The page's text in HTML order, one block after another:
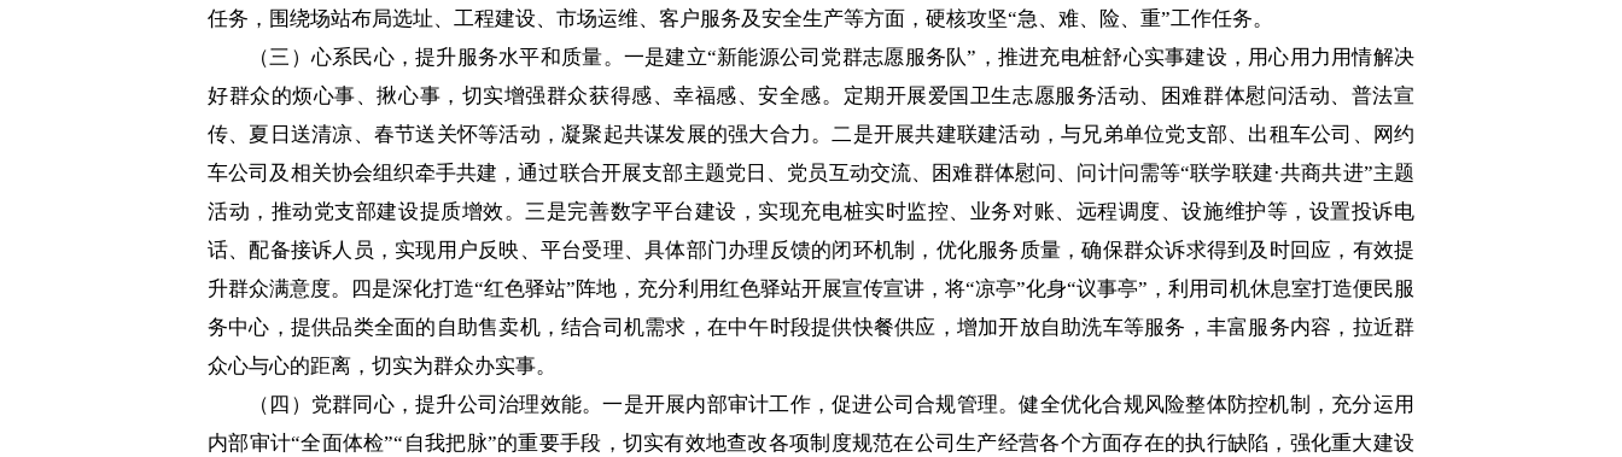
任务，围绕场站布局选址、工程建设、市场运维、客户服务及安全生产等方面，硬核攻坚“急、难、险、重”工作任务。
（三）心系民心，提升服务水平和质量。一是建立“新能源公司党群志愿服务队”，推进充电桩舒心实事建设，用心用力用情解决
好群众的烦心事、揪心事，切实增强群众获得感、幸福感、安全感。定期开展爱国卫生志愿服务活动、困难群体慰问活动、普法宣
传、夏日送清凉、春节送关怀等活动，凝聚起共谋发展的强大合力。二是开展共建联建活动，与兄弟单位党支部、出租车公司、网约
车公司及相关协会组织牵手共建，通过联合开展支部主题党日、党员互动交流、困难群体慰问、问计问需等“联学联建·共商共进”主题
活动，推动党支部建设提质增效。三是完善数字平台建设，实现充电桩实时监控、业务对账、远程调度、设施维护等，设置投诉电
话、配备接诉人员，实现用户反映、平台受理、具体部门办理反馈的闭环机制，优化服务质量，确保群众诉求得到及时回应，有效提
升群众满意度。四是深化打造“红色驿站”阵地，充分利用红色驿站开展宣传宣讲，将“凉亭”化身“议事亭”，利用司机休息室打造便民服
务中心，提供品类全面的自助售卖机，结合司机需求，在中午时段提供快餐供应，增加开放自助洗车等服务，丰富服务内容，拉近群
众心与心的距离，切实为群众办实事。
（四）党群同心，提升公司治理效能。一是开展内部审计工作，促进公司合规管理。健全优化合规风险整体防控机制，充分运用
内部审计“全面体检”“自我把脉”的重要手段，切实有效地查改各项制度规范在公司生产经营各个方面存在的执行缺陷，强化重大建设